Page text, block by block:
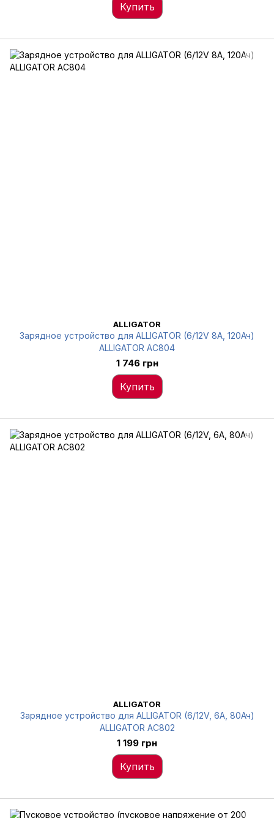
Купить
ALLIGATOR
Зарядное устройство для ALLIGATOR (6/12V 8А, 120Ач)
ALLIGATOR AC804
1 746 грн
Купить
ALLIGATOR
Зарядное устройство для ALLIGATOR (6/12V, 6А, 80Ач)
ALLIGATOR AC802
1 199 грн
Купить